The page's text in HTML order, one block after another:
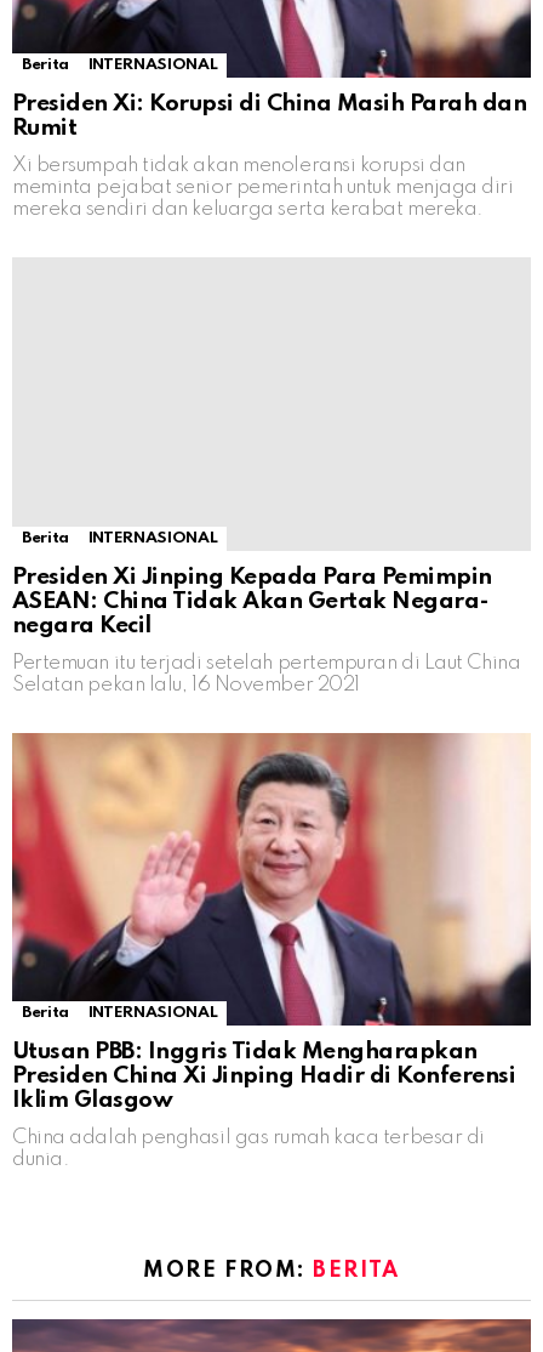
Berita INTERNASIONAL
Presiden Xi: Korupsi di China Masih Parah dan
Rumit
Xi bersumpah tidak akan menoleransi korupsi dan
meminta pejabat senior pemerintah untuk menjaga diri
mereka sendiri dan keluarga serta kerabat mereka.
Berita INTERNASIONAL
Presiden Xi Jinping Kepada Para Pemimpin
ASEAN: China Tidak Akan Gertak Negara-
negara Kecil
Pertemuan itu terjadi setelah pertempuran di Laut China
Selatan pekan lalu, 16 November 2021
Berita INTERNASIONAL
Utusan PBB: Inggris Tidak Mengharapkan
Presiden China Xi Jinping Hadir di Konferensi
Iklim Glasgow
China adalah penghasil gas rumah kaca terbesar di
dunia.
MORE FROM: BERITA